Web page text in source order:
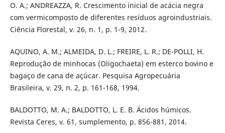
O. A.; ANDREAZZA, R. Crescimento inicial de acácia negra
com vermicomposto de diferentes resíduos agroindustriais.
Ciência Florestal, v. 26, n. 1, p. 1-9, 2012.
AQUINO, A. M.; ALMEIDA, D. L.; FREIRE, L. R.; DE-POLLI, H.
Reprodução de minhocas (Oligochaeta) em esterco bovino e
bagaço de cana de açúcar. Pesquisa Agropecuária
Brasileira, v. 29, n. 2, p. 161-168, 1994.
BALDOTTO, M. A.; BALDOTTO, L. E. B. Ácidos húmicos.
Revista Ceres, v. 61, sumplemento, p. 856-881, 2014.